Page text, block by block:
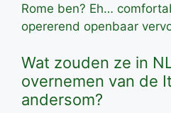
Rome ben? Eh…
opererend openbaar
Wat zouden ze in
overnemen van de
andersom?